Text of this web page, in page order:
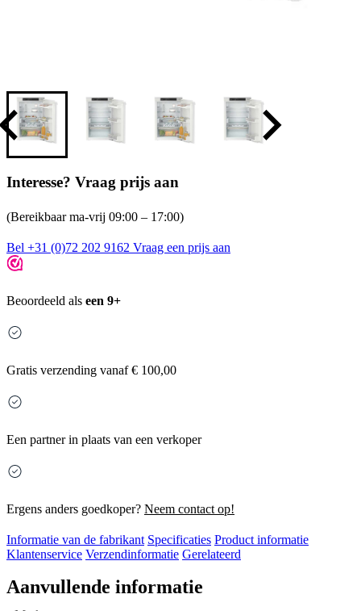
Interesse? Vraag prijs aan
(Bereikbaar ma-vrij 09:00 – 17:00)
Bel +31 (0)72 202 9162 Vraag een prijs aan
Beoordeeld als een 9+
Gratis verzending vanaf € 100,00
Een partner in plaats van een verkoper
Ergens anders goedkoper? Neem contact op!
Informatie van de fabrikant Specificaties Product informatie
Klantenservice Verzendinformatie Gerelateerd
Aanvullende informatie